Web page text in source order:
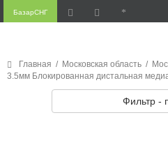
БазарСНГ
Главная / Московская область /
3.5мм Блокированная дистальная
Фильтр -